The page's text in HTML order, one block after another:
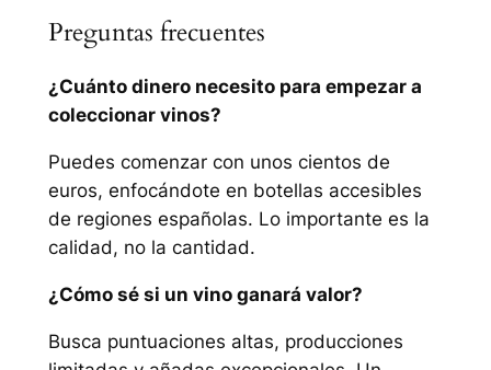
Preguntas frecuentes
¿Cuánto dinero necesito para empezar a
coleccionar vinos?
Puedes comenzar con unos cientos de
euros, enfocándote en botellas accesibles
de regiones españolas. Lo importante es la
calidad, no la cantidad.
¿Cómo sé si un vino ganará valor?
Busca puntuaciones altas, producciones